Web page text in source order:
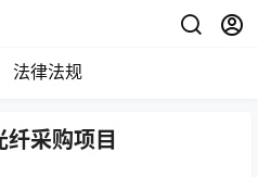
法律法规
采购项目